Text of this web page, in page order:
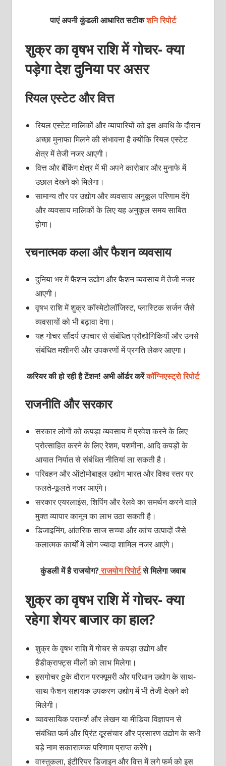
पाएं अपनी कुंडली आधारित सटीकशनि रिपोर्ट
शुक्र का वृषभ राशि में गोचर- क्या
पड़ेगा देश दुनिया पर असर
रियल एस्टेट और वित्त
रियल एस्टेट मालिकों और व्यापारियों को इस अवधि के दौरान
अच्छा मुनाफा मिलने की संभावना है क्योंकि रियल एस्टेट
क्षेत्र में तेजी नजर आएगी।
वित्त और बैंकिंग क्षेत्र में भी अपने कारोबार और मुनाफे में
उछाल देखने को मिलेगा।
सामान्य तौर पर उद्योग और व्यवसाय अनुकूल परिणाम देंगे
और व्यवसाय मालिकों के लिए यह अनुकूल समय साबित
होगा।
रचनात्मक कला और फैशन व्यवसाय
दुनिया भर में फैशन उद्योग और फैशन व्यवसाय में तेजी नजर
आएगी।
वृषभ राशि में शुक्र कॉस्मेटोलॉजिस्ट, प्लास्टिक सर्जन जैसे
व्यवसायों को भी बढ़ावा देगा।
यह गोचर सौंदर्य उपचार से संबंधित प्रौद्योगिकियों और उनसे
संबंधित मशीनरी और उपकरणों में प्रगति लेकर आएगा।
करियर की हो रही है टेंशन! अभी ऑर्डर करेंकॉग्निएस्ट्रो रिपोर्ट
राजनीति और सरकार
सरकार लोगों को कपड़ा व्यवसाय में प्रवेश करने के लिए
प्रोत्साहित करने के लिए रेशम, पशमीना, आदि कपड़ों के
आयात निर्यात से संबंधित नीतियां ला सकती है।
परिवहन और ऑटोमोबाइल उद्योग भारत और विश्व स्तर पर
फलते-फूलते नजर आएंगे।
सरकार एयरलाइंस, शिपिंग और रेलवे का समर्थन करने वाले
मुक्त व्यापार कानून का लाभ उठा सकती है।
डिजाइनिंग, आंतरिक साज सच्चा और कांच उत्पादों जैसे
कलात्मक कार्यों में लोग ज्यादा शामिल नजर आएंगे।
कुंडली में है राजयोग?राजयोग रिपोर्टसे मिलेगा जवाब
शुक्र का वृषभ राशि में गोचर- क्या
रहेगा शेयर बाजार का हाल?
शुक्र के वृषभ राशि में गोचर से कपड़ा उद्योग और
हैंडीक्राफ्ट्स मीलों को लाभ मिलेगा।
इसगोचर gके दौरान परफ्यूमरी और परिधान उद्योग के साथ-
साथ फैशन सहायक उपकरण उद्योग में भी तेजी देखने को
मिलेगी।
व्यावसायिक परामर्श और लेखन या मीडिया विज्ञापन से
संबंधित फर्म और प्रिंट दूरसंचार और प्रसारण उद्योग के सभी
बड़े नाम सकारात्मक परिणाम प्राप्त करेंगे।
वास्तुकला, इंटीरियर डिजाइन और वित्त में लगे फर्म को इस